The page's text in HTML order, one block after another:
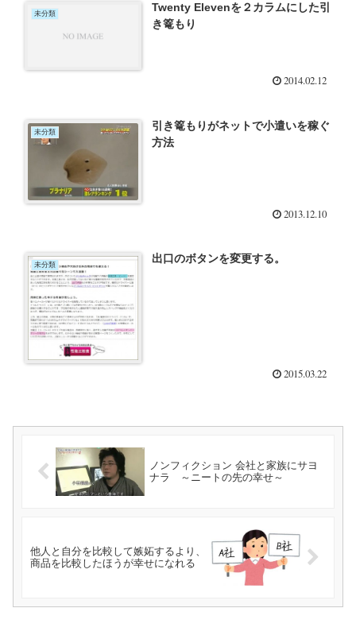
未分類
Twenty Elevenを２カラムにした引
き篭もり
2014.02.12
未分類
引き篭もりがネットで小遣いを稼ぐ
方法
2013.12.10
未分類 出口のボタンを変更する。
2015.03.22
ノンフィクション 会社と家族にサヨ
ナラ ～ニートの先の幸せ～
他人と自分を比較して嫉妬するより、
商品を比較したほうが幸せになれる